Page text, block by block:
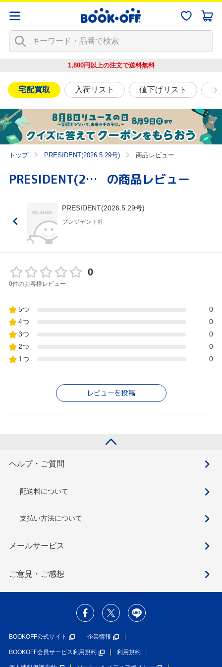
1,800円以上の注文で送料無料
宅配買取 入荷リスト 値下げリスト
トップ PRESIDENT(2026.5.29号) 商品レビュー
PRESIDENT(2026.5.29号) の商品レビュー
PRESIDENT(2026.5.29号)
プレジデント社
0
0件のお客様レビュー
5つ
0
4つ
0
3つ
0
2つ
0
1つ
0
レビューを投稿
ヘルプ・ご質問
配送料について
支払い方法について
メールサービス
ご意見・ご感想
BOOKOFF公式サイト 企業情報
BOOKOFF会員サービス利用規約 利用規約